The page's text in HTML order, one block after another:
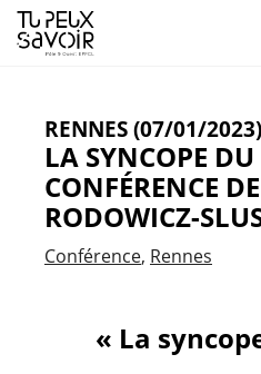
Aller
au
RENNES (07/01/2023)
LA SYNCOPE DU
CONFÉRENCE
RODOWICZ-
Conférence Rennes
« La